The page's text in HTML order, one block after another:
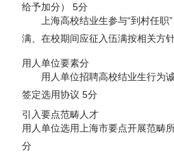
给予加分） 5分
上海高校结业生参与“到村任职
满、在校期间应征入伍满按相关方
用人单位要素分
用人单位招聘高校结业生行为
签定选用协议 5分
引入要点范畴人才
用人单位选用上海市要点开展范畴
分